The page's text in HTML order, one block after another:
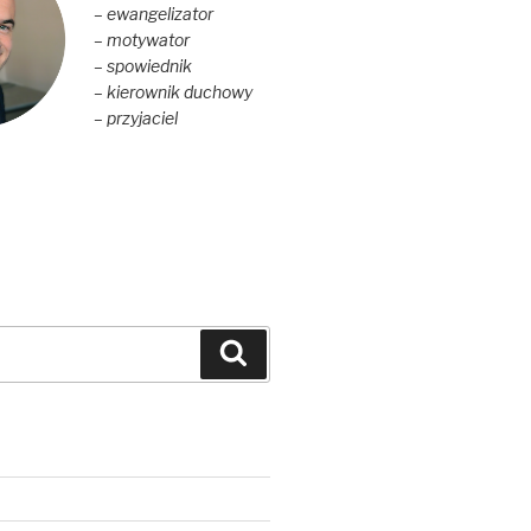
– ewangelizator
– motywator
– spowiednik
– kierownik duchowy
– przyjaciel